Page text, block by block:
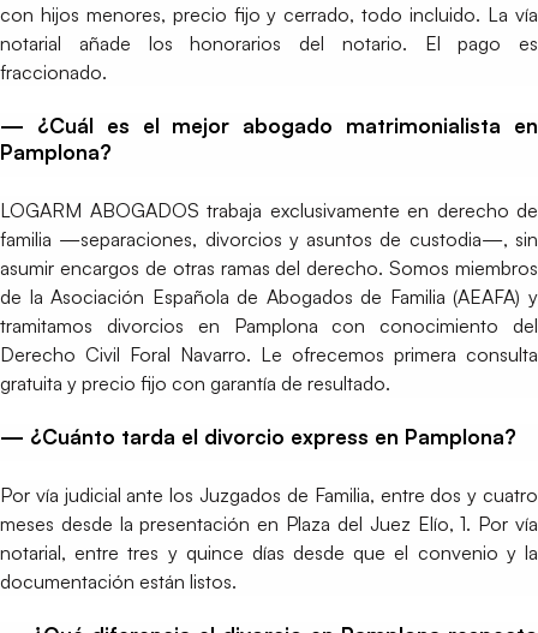
con hijos menores, precio fijo y cerrado, todo incluido. La vía
notarial añade los honorarios del notario. El pago es
fraccionado.
— ¿Cuál es el mejor abogado matrimonialista en
Pamplona?
LOGARM ABOGADOS trabaja exclusivamente en derecho de
familia —separaciones, divorcios y asuntos de custodia—, sin
asumir encargos de otras ramas del derecho. Somos miembros
de la Asociación Española de Abogados de Familia (AEAFA) y
tramitamos divorcios en Pamplona con conocimiento del
Derecho Civil Foral Navarro. Le ofrecemos primera consulta
gratuita y precio fijo con garantía de resultado.
— ¿Cuánto tarda el divorcio express en Pamplona?
Por vía judicial ante los Juzgados de Familia, entre dos y cuatro
meses desde la presentación en Plaza del Juez Elío, 1. Por vía
notarial, entre tres y quince días desde que el convenio y la
documentación están listos.